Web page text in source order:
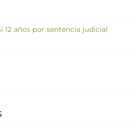
12 años por sentencia judicial